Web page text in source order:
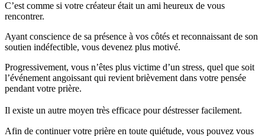
C’est comme si votre créateur était un ami heureux de vous
rencontrer.
Ayant conscience de sa présence à vos côtés et reconnaissant de son
soutien indéfectible, vous devenez plus motivé.
Progressivement, vous n’êtes plus victime d’un stress, quel que soit
l’événement angoissant qui revient brièvement dans votre pensée
pendant votre prière.
Il existe un autre moyen très efficace pour déstresser facilement.
Afin de continuer votre prière en toute quiétude, vous pouvez vous